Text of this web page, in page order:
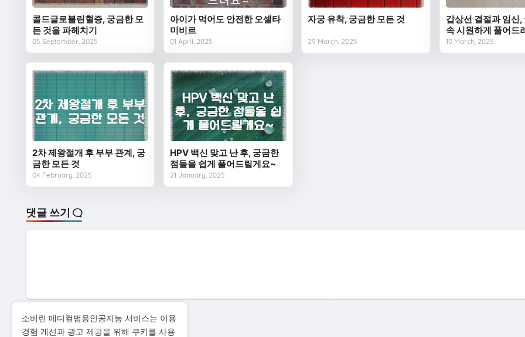
콜드글로불린혈증, 궁금한 모
든 것을 파헤치기
05 September, 2025
아이가 먹어도 안전한 오셀타
미비르
01 April, 2025
자궁 유착, 궁금한 모든 것
29 March, 2025
갑상선 결절과 임신,
속 시원하게 풀어드
10 March, 2025
2차 제왕절개 후 부부 관계, 궁
금한 모든 것
04 February, 2025
HPV 백신 맞고 난 후, 궁금한
점들을 쉽게 풀어드릴게요~
21 January, 2025
댓글 쓰기
다음
소버린 메디컬범용인공지능 서비스는 이용
경험 개선과 광고 제공을 위해 쿠키를 사용